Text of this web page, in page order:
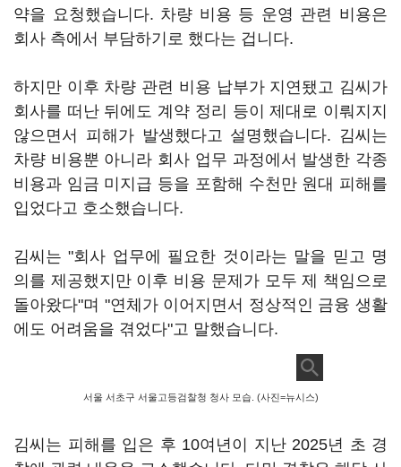
약을 요청했습니다. 차량 비용 등 운영 관련 비용은
회사 측에서 부담하기로 했다는 겁니다.
하지만 이후 차량 관련 비용 납부가 지연됐고 김씨가
회사를 떠난 뒤에도 계약 정리 등이 제대로 이뤄지지
않으면서 피해가 발생했다고 설명했습니다. 김씨는
차량 비용뿐 아니라 회사 업무 과정에서 발생한 각종
비용과 임금 미지급 등을 포함해 수천만 원대 피해를
입었다고 호소했습니다.
김씨는 "회사 업무에 필요한 것이라는 말을 믿고 명
의를 제공했지만 이후 비용 문제가 모두 제 책임으로
돌아왔다"며 "연체가 이어지면서 정상적인 금융 생활
에도 어려움을 겪었다"고 말했습니다.
서울 서초구 서울고등검찰청 청사 모습. (사진=뉴시스)
김씨는 피해를 입은 후 10여년이 지난 2025년 초 경